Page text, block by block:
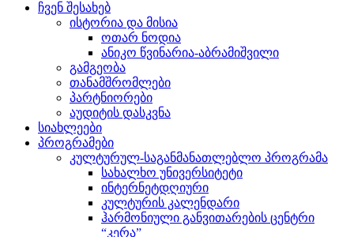
ჩვენ შესახებ
ისტორია და მისია
ოთარ ნოდია
ანიკო წვინარია-აბრამიშვილი
გამგეობა
თანამშრომლები
პარტნიორები
აუდიტის დასკვნა
სიახლეები
პროგრამები
კულტურულ-საგანმანათლებლო პროგრამა
სახალხო უნივერსიტეტი
ინტერნეტდღიური
კულტურის კალენდარი
ჰარმონიული განვითარების ცენტრი
“კერა”